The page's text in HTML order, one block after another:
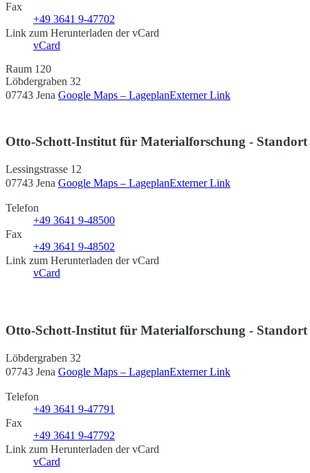
Fax
+49 3641 9-47702
Link zum Herunterladen der vCard
vCard
Raum 120
Löbdergraben 32
07743 Jena Google Maps – LageplanExterner Link
Otto-Schott-Institut für Materialforschung - Standort
Lessingstrasse 12
07743 Jena Google Maps – LageplanExterner Link
Telefon
+49 3641 9-48500
Fax
+49 3641 9-48502
Link zum Herunterladen der vCard
vCard
Otto-Schott-Institut für Materialforschung -
Löbdergraben 32
07743 Jena Google Maps – LageplanExterner Link
Telefon
+49 3641 9-47791
Fax
+49 3641 9-47792
Link zum Herunterladen der vCard
vCard